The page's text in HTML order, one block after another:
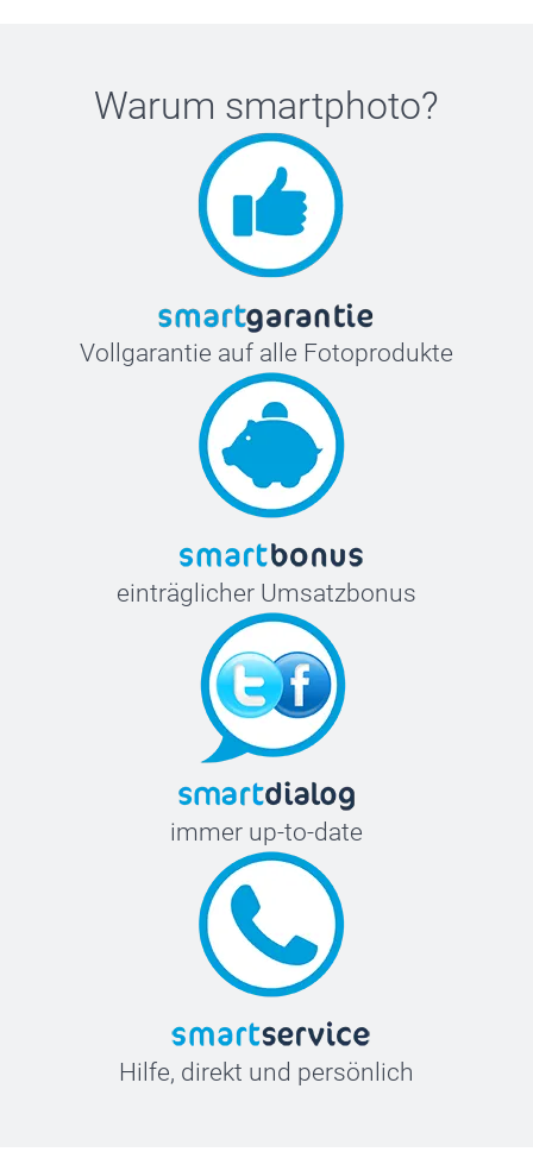
Warum smartphoto?
Vollgarantie auf alle Fotoprodukte
einträglicher Umsatzbonus
immer up-to-date
Hilfe, direkt und persönlich